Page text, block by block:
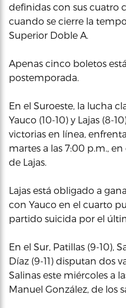
definidas con sus cuatro
cuando se cierre la
Superior Doble A.
Apenas cinco boletos
postemporada.
En el Suroeste, la lucha
Yauco (10-10) y Lajas (8-
victorias en línea,
martes a las 7:00 p.m., en
de Lajas.
Lajas está obligado a
con Yauco en el cuarto
partido suicida por el
En el Sur, Patillas (9-10),
Díaz (9-11) disputan dos
Salinas este miércoles a
Manuel González, de los